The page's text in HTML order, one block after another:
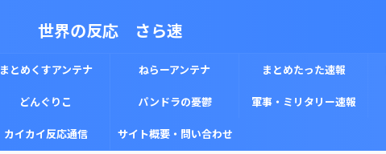
世界の反応 さら速
まとめくすアンテナ ねらーアンテナ まとめたった速報
どんぐりこ パンドラの憂鬱 軍事・ミリタリー速報
カイカイ反応通信 サイト概要・問い合わせ